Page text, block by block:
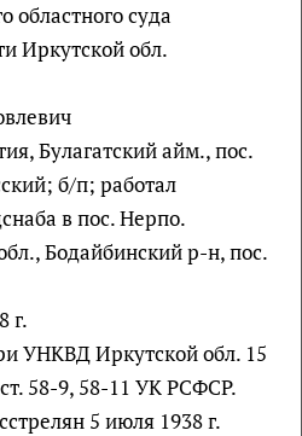
областного суда
Иркутской обл.
Булагатский айм., пос.
б/п; работал
в пос. Нерпо.
Бодайбинский р-н, пос.
г.
УНКВД Иркутской обл. 15
58-9, 58-11 УК РСФСР.
5 июля 1938 г.